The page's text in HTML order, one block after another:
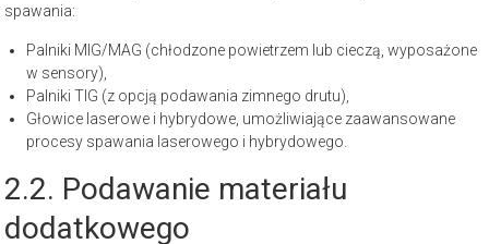
spawania:
Palniki MIG/MAG (chłodzone powietrzem lub cieczą, wyposażone
w sensory),
Palniki TIG (z opcją podawania zimnego drutu),
Głowice laserowe i hybrydowe, umożliwiające zaawansowane
procesy spawania laserowego i hybrydowego.
2.2. Podawanie materiału
dodatkowego